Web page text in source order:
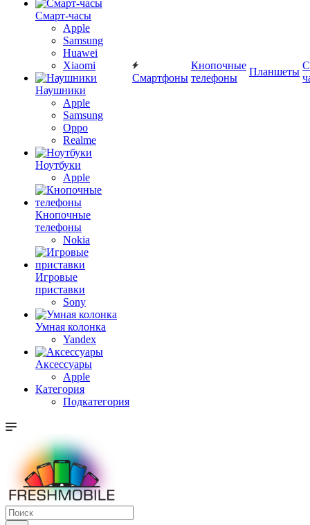
Смарт-часы
Apple
Samsung
Huawei
Xiaomi
Наушники
Apple
Samsung
Oppo
Realme
Ноутбуки
Apple
Кнопочные
телефоны
Nokia
Игровые
приставки
Sony
Умная колонка
Yandex
Аксессуары
Apple
Категория
Подкатегория
Смартфоны
Кнопочные
телефоны
Планшеты